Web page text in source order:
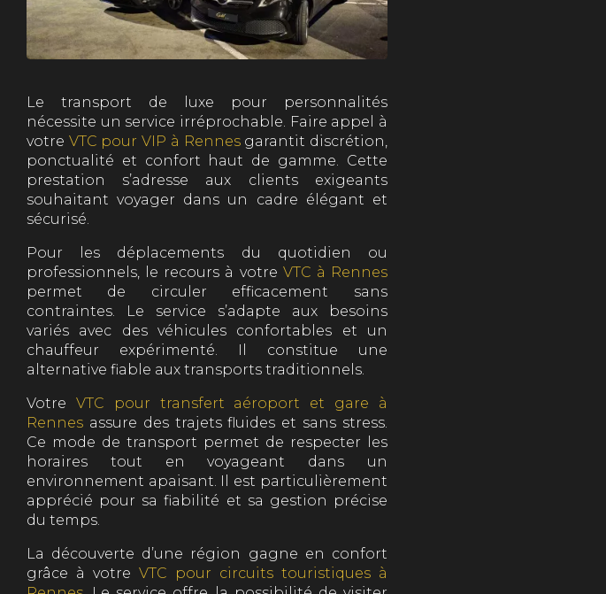
Le transport de luxe pour personnalités
nécessite un service irréprochable. Faire appel à
votre VTC pour VIP à Rennesgarantit discrétion,
ponctualité et confort haut de gamme. Cette
prestation s’adresse aux clients exigeants
souhaitant voyager dans un cadre élégant et
sécurisé.
Pour les déplacements du quotidien ou
professionnels, le recours à votre VTC à Rennes
permet de circuler efficacement sans
contraintes. Le service s’adapte aux besoins
variés avec des véhicules confortables et un
chauffeur expérimenté. Il constitue une
alternative fiable aux transports traditionnels.
Votre VTC pour transfert aéroport et gare à
Rennes assure des trajets fluides et sans stress.
Ce mode de transport permet de respecter les
horaires tout en voyageant dans un
environnement apaisant. Il est particulièrement
apprécié pour sa fiabilité et sa gestion précise
du temps.
La découverte d’une région gagne en confort
grâce à votre VTC pour circuits touristiques à